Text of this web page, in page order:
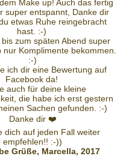
Make up! Auch das fertig
super entspannt, Danke dir
etwas Ruhe reingebracht
hast. :-)
zum späten Abend super
Komplimente bekommen.
:-)
ich dir eine Bewertung auf
Facebook da!
auch für deine kleine
die habe ich erst gestern
Sachen gefunden. :-)
Danke dir ❤️
dich auf jeden Fall weiter
empfehlen!! :-))
Grüße, Marcella, 2017